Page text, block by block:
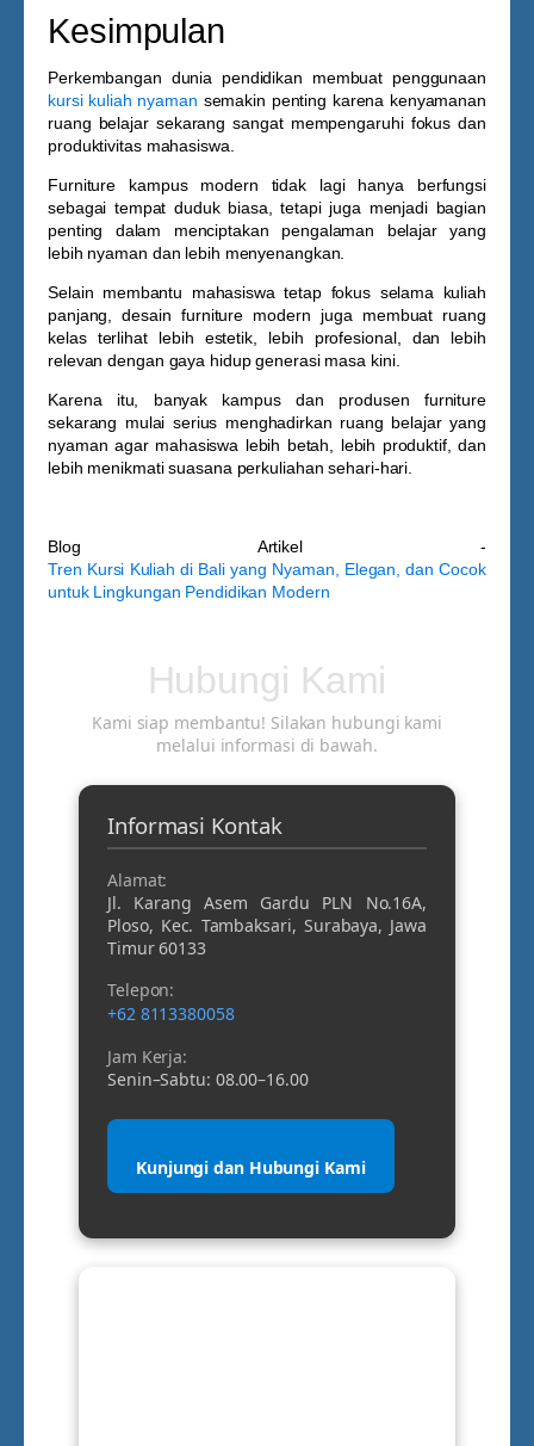
Kesimpulan
Perkembangan dunia pendidikan membuat penggunaan
kursi kuliah nyaman semakin penting karena kenyamanan
ruang belajar sekarang sangat mempengaruhi fokus dan
produktivitas mahasiswa.
Furniture kampus modern tidak lagi hanya berfungsi
sebagai tempat duduk biasa, tetapi juga menjadi bagian
penting dalam menciptakan pengalaman belajar yang
lebih nyaman dan lebih menyenangkan.
Selain membantu mahasiswa tetap fokus selama kuliah
panjang, desain furniture modern juga membuat ruang
kelas terlihat lebih estetik, lebih profesional, dan lebih
relevan dengan gaya hidup generasi masa kini.
Karena itu, banyak kampus dan produsen furniture
sekarang mulai serius menghadirkan ruang belajar yang
nyaman agar mahasiswa lebih betah, lebih produktif, dan
lebih menikmati suasana perkuliahan sehari-hari.
Blog Artikel -
Tren Kursi Kuliah di Bali yang Nyaman, Elegan, dan Cocok
untuk Lingkungan Pendidikan Modern
Hubungi Kami
Kami siap membantu! Silakan hubungi kami
melalui informasi di bawah.
Informasi Kontak
Alamat:
Jl. Karang Asem Gardu PLN No.16A,
Ploso, Kec. Tambaksari, Surabaya, Jawa
Timur 60133
Telepon:
+62 8113380058
Jam Kerja:
Senin–Sabtu: 08.00–16.00
Kunjungi dan Hubungi Kami